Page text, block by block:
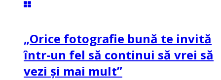
„Orice fotografie bună te invită
într-un fel să continui să vrei să
vezi și mai mult”